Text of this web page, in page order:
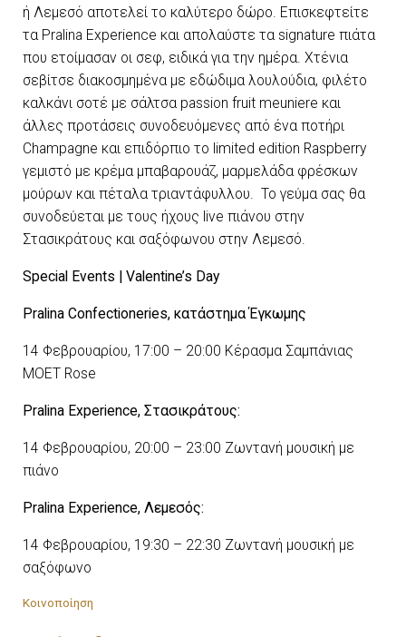
ή Λεμεσό αποτελεί το καλύτερο δώρο. Επισκεφτείτε
τα Pralina Experience και απολαύστε τα signature πιάτα
που ετοίμασαν οι σεφ, ειδικά για την ημέρα. Χτένια
σεβίτσε διακοσμημένα με εδώδιμα λουλούδια, φιλέτο
καλκάνι σοτέ με σάλτσα passion fruit meuniere και
άλλες προτάσεις συνοδευόμενες από ένα ποτήρι
Champagne και επιδόρπιο το limited edition Raspberry
γεμιστό με κρέμα μπαβαρουάζ, μαρμελάδα φρέσκων
μούρων και πέταλα τριαντάφυλλου. Το γεύμα σας θα
συνοδεύεται με τους ήχους live πιάνου στην
Στασικράτους και σαξόφωνου στην Λεμεσό.
Special Events | Valentine’s Day
Pralina Confectioneries, κατάστημα Έγκωμης
14 Φεβρουαρίου, 17:00 – 20:00 Κέρασμα Σαμπάνιας
MOET Rose
Pralina Experience, Στασικράτους:
14 Φεβρουαρίου, 20:00 – 23:00 Ζωντανή μουσική με
πιάνο
Pralina Experience, Λεμεσός:
14 Φεβρουαρίου, 19:30 – 22:30 Ζωντανή μουσική με
σαξόφωνο
Κοινοποίηση